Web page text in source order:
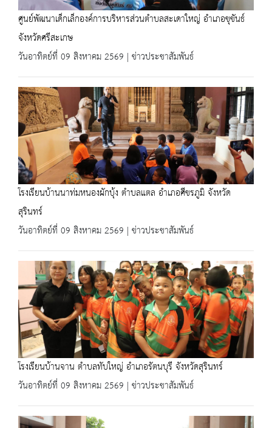
ศูนย์พัฒนาเด็กเล็กองค์การบริหารส่วนตำบลสะเดาใหญ่ อำเภอขุขันธ์
จังหวัดศรีสะเกษ
วันอาทิตย์ที่ 09 สิงหาคม 2569 | ข่าวประชาสัมพันธ์
โรงเรียนบ้านนาท่มหนองผักบุ้ง ตำบลแตล อำเภอศีขรภูมิ จังหวัด
สุรินทร์
วันอาทิตย์ที่ 09 สิงหาคม 2569 | ข่าวประชาสัมพันธ์
โรงเรียนบ้านจาน ตำบลทับใหญ่ อำเภอรัตนบุรี จังหวัดสุรินทร์
วันอาทิตย์ที่ 09 สิงหาคม 2569 | ข่าวประชาสัมพันธ์